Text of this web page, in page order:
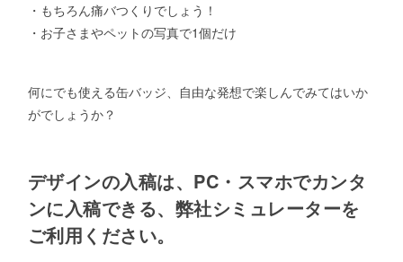
・もちろん痛バつくりでしょう！
・お子さまやペットの写真で1個だけ
何にでも使える缶バッジ、自由な発想で楽しんでみてはいか
がでしょうか？
デザインの入稿は、PC・スマホでカンタ
ンに入稿できる、弊社シミュレーターを
ご利用ください。